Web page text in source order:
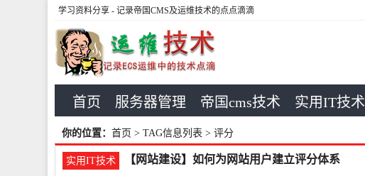
学习资料分享 - 记录帝国CMS及运维技术的点点滴滴
首页 服务器管理 帝国cms技术 实用IT技术
你的位置： 首页 > TAG信息列表 > 评分
实用IT技术 【网站建设】如何为网站用户建立评分体系